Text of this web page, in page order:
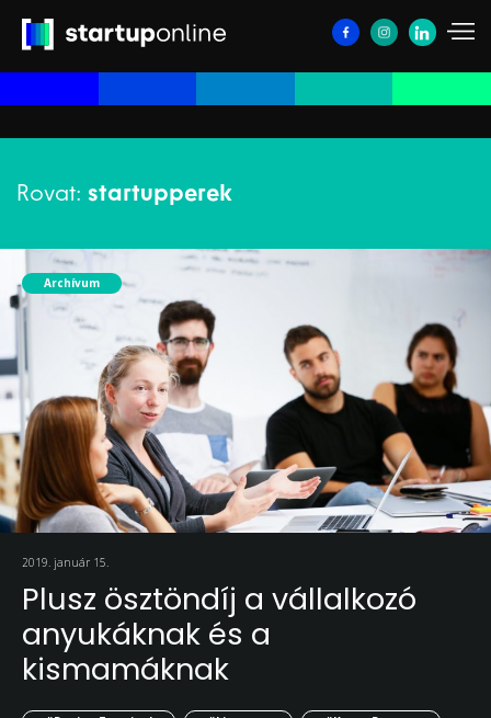
Rovat: startupperek
Archívum
2019. január 15.
Plusz ösztöndíj a vállalkozó
anyukáknak és a
kismamáknak